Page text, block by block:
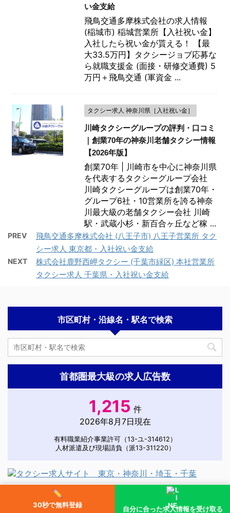
い金支給
飛鳥交通多摩株式会社の求人情報
(稲城市) 稲城営業所【入社祝い金】
入社したら祝い金が貰える！ 【最
大33.5万円】タクシージョブ応募な
ら就職支援金 (面接・研修交通費) 5
万円＋飛鳥交通 (軍資金 ...
タクシー求人 神奈川県［入社祝い金］
川崎タクシーグループの評判・口コミ
｜創業70年の神奈川老舗タクシー情報
【2026年版】
創業70年 | 川崎市を中心に神奈川県
を代表するタクシーグループ会社
川崎タクシーグループは創業70年・
グループ6社・10営業所を誇る神奈
川最大級の老舗タクシー会社 川崎
駅・武蔵小杉・新百合ヶ丘など稼 ...
PREV
飛鳥交通多摩株式会社 (八王子市) 八王子営業所 タク
シー求人 東京都・入社祝い金支給
NEXT
株式会社鹿野西岬タクシー (千葉市緑区) 本社営業所
タクシー求人 千葉県・入社祝い金支給
市区町村・沿線名・駅名で検索
首都圏最大級の求人広告数
1,215 件
2026年8月7日現在
有料職業紹介事業許可（13-ユ-314612）
人材派遣及び現場請負（派13-311220）
気になる求人(閲覧ランキング)
30秒で無料登録
自分に合った求人情報を受け取る